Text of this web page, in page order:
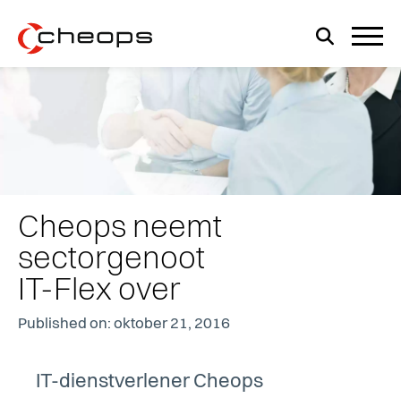
Cheops neemt
sectorgenoot
IT-Flex over
Published on: oktober 21, 2016
IT-dienstverlener Cheops